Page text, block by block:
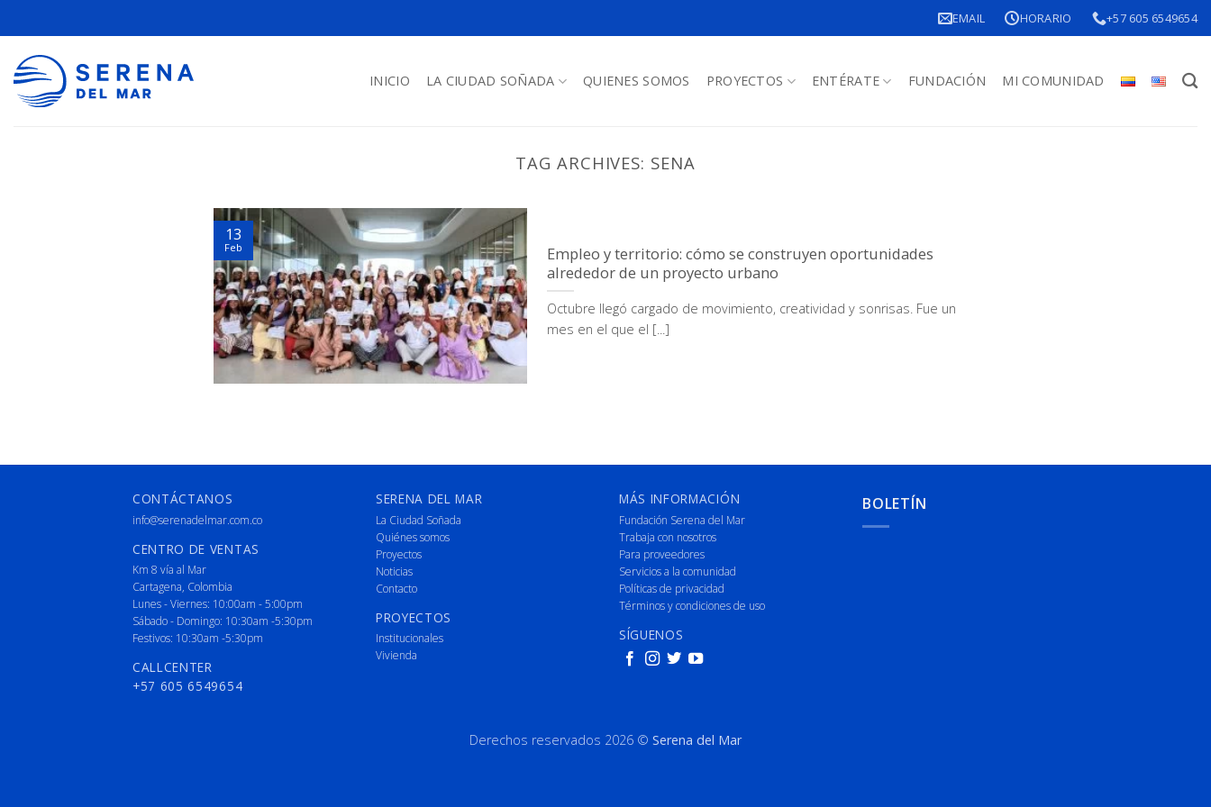
EMAIL HORARIO +57 605 6549654
INICIO LA CIUDAD SOÑADA QUIENES SOMOS PROYECTOS ENTÉRATE FUNDACIÓN MI COMUNIDAD
TAG ARCHIVES: SENA
Empleo y territorio: cómo se construyen oportunidades
alrededor de un proyecto urbano
Octubre llegó cargado de movimiento, creatividad y sonrisas. Fue un
mes en el que el [...]
13
Feb
CONTÁCTANOS
info@serenadelmar.com.co
CENTRO DE VENTAS
Km 8 vía al Mar
Cartagena, Colombia
Lunes - Viernes: 10:00am - 5:00pm
Sábado - Domingo: 10:30am -5:30pm
Festivos: 10:30am -5:30pm
CALLCENTER
+57 605 6549654
SERENA DEL MAR
La Ciudad Soñada
Quiénes somos
Proyectos
Noticias
Contacto
PROYECTOS
Institucionales
Vivienda
MÁS INFORMACIÓN
Fundación Serena del Mar
Trabaja con nosotros
Para proveedores
Servicios a la comunidad
Políticas de privacidad
Términos y condiciones de uso
SÍGUENOS
BOLETÍN
Derechos reservados 2026 © Serena del Mar